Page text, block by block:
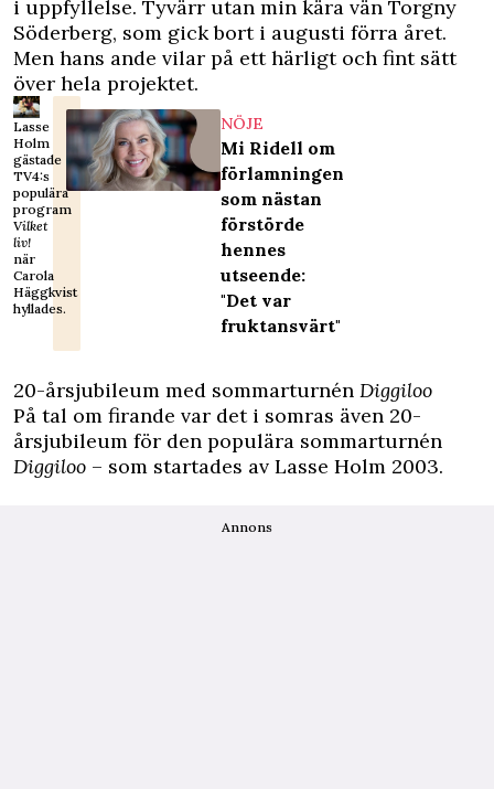
i uppfyllelse. Tyvärr utan min kära vän Torgny
Söderberg, som gick bort i augusti förra året.
Men hans ande vilar på ett härligt och fint sätt
över hela projektet.
Lasse
Holm
gästade
TV4:s
populära
program
Vilket
liv!
när
Carola
Häggkvist
hyllades.
NÖJE
Mi Ridell om
förlamningen
som nästan
förstörde
hennes
utseende:
"Det var
fruktansvärt"
20-årsjubileum med sommarturnén Diggiloo
På tal om firande var det i somras även 20-
årsjubileum för den populära sommarturnén
Diggiloo – som startades av Lasse Holm 2003.
Annons